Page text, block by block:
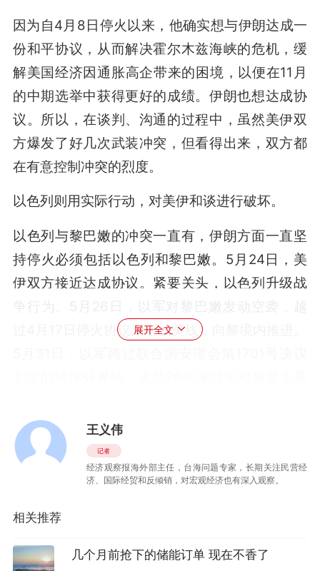
因为自4月8日停火以来，他确实想与伊朗达成一
份和平协议，从而解决霍尔木兹海峡的危机，缓
解美国经济因通胀高企带来的困境，以便在11月
的中期选举中获得更好的成绩。伊朗也想达成协
议。所以，在谈判、沟通的过程中，虽然美伊双
方爆发了好几次武装冲突，但看得出来，双方都
在有意控制冲突的烈度。
以色列则用实际行动，对美伊和谈进行破坏。
以色列与黎巴嫩的冲突一直有，伊朗方面一直坚
持停火必须包括以色列和黎巴嫩。5月24日，美
伊双方接近达成协议。紧要关头，以色列升级战
过4月17日停火协议划定的黄线，向黎境内推进。
伊朗方面表达强烈谴责，并停止了与美国的沟通
和谈判。
盛怒之下爆了粗口。
那么问题来了，对于美伊和谈，以色列为什么从
展开全文
王义伟
记者
经济观察报海外部主任，台海问题专家，长期关注民营经
济、国际经贸和反倾销，对宏观经济也有深入观察。
相关推荐
几个月前抢下的储能订单 现在不香了